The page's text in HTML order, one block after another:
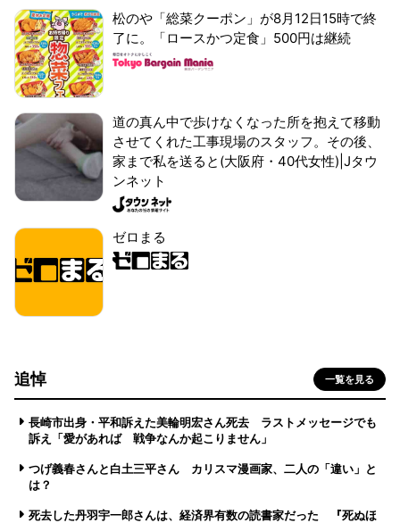
松のや「総菜クーポン」が8月12日15時で終
了に。「ロースかつ定食」500円は継続
道の真ん中で歩けなくなった所を抱えて移動
させてくれた工事現場のスタッフ。その後、
家まで私を送ると(大阪府・40代女性)|Jタウ
ンネット
ゼロまる
追悼 一覧を見る
長崎市出身・平和訴えた美輪明宏さん死去 ラストメッセージでも
訴え「愛があれば 戦争なんか起こりません」
つげ義春さんと白土三平さん カリスマ漫画家、二人の「違い」と
は？
死去した丹羽宇一郎さんは、経済界有数の読書家だった 『死ぬほ